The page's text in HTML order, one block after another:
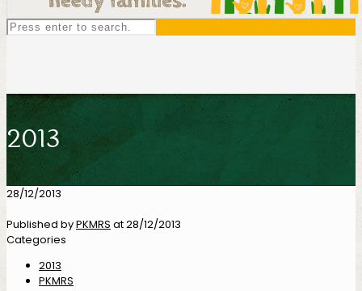
2013
28/12/2013
Published byPKMRS at28/12/2013
Categories
2013
PKMRS